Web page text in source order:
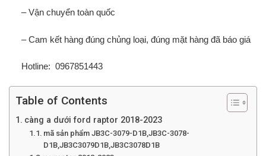
– Vận chuyển toàn quốc
– Cam kết hàng đúng chủng loại, đúng mặt hàng đã báo giá
Hotline: 0967851443
Table of Contents
càng a dưới ford raptor 2018-2023
mã sản phẩm JB3C-3079-D1B,JB3C-3078-
D1B,JB3C3079D1B,JB3C3078D1B